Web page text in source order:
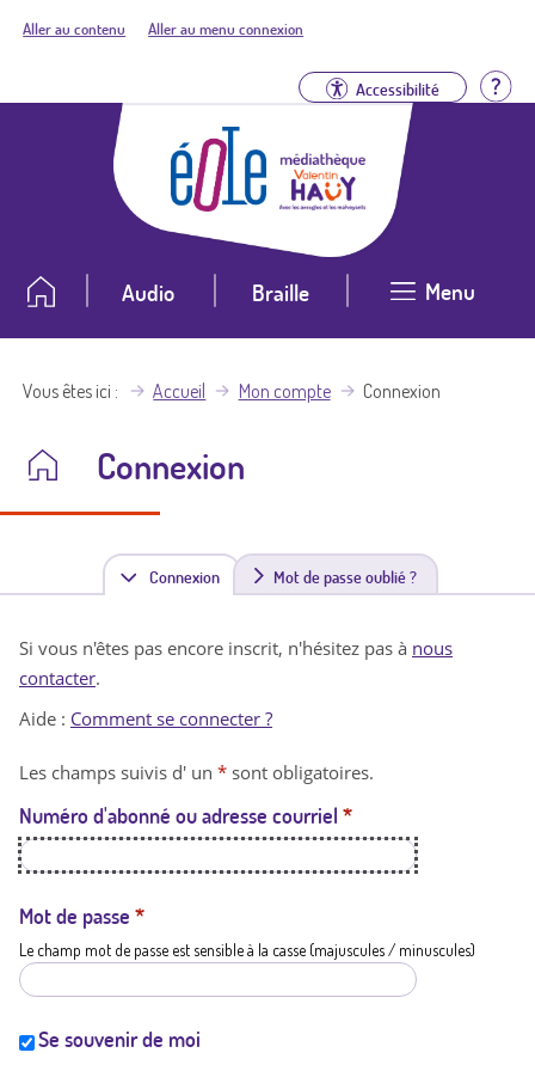
Aller au contenu Aller au menu connexion
Accessibilité
Audio Braille Menu
Vous êtes ici Accueil Mon compte Connexion
Connexion
Connexion(
n
t
a
t
i
Mot de passe oublié ?
Si vous n'êtes pas encore inscrit, n'hésitez pas à nous
contacter.
Aide : Comment se connecter ?
Les champs suivis d' un * sont obligatoires.
Numéro d'abonné ou adresse courriel *
Mot de passe *
Le champ mot de passe est sensible à la casse (majuscules / minuscules)
Se souvenir de moi